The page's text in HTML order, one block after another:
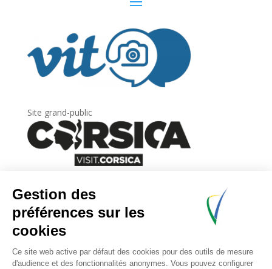
Site grand-public
Newsletter
Inscrivez-vous àla lettre d’information
l’Agence du tourisme de la Corse.